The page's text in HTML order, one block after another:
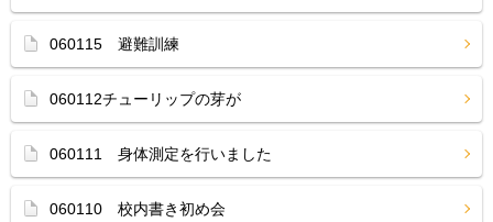
060115 避難訓練
060112チューリップの芽が
060111 身体測定を行いました
060110 校内書き初め会